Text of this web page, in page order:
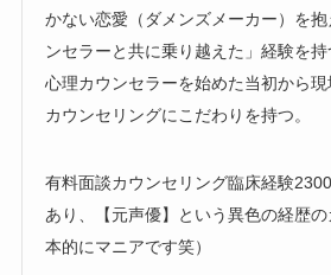
かない恋愛（ダメンズメーカー）を
ンセラーと共に乗り越えた」経験を持
心理カウンセラーを始めた当初から
カウンセリングにこだわりを持つ。
有料面談カウンセリング臨床経験
あり、【元声優】という異色の経歴
本的にマニアです笑）